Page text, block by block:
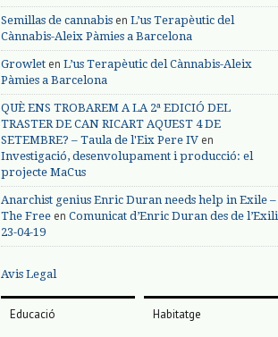
Semillas de cannabis en L’us Terapèutic del
Cànnabis-Aleix Pàmies a Barcelona
Growlet en L’us Terapèutic del Cànnabis-Aleix
Pàmies a Barcelona
QUÈ ENS TROBAREM A LA 2ª EDICIÓ DEL
TRASTER DE CAN RICART AQUEST 4 DE
SETEMBRE? – Taula de l'Eix Pere IV en
Investigació, desenvolupament i producció: el
projecte MaCus
Anarchist genius Enric Duran needs help in Exile –
The Free en Comunicat d’Enric Duran des de l’Exili
23-04-19
Avis Legal
Educació Habitatge